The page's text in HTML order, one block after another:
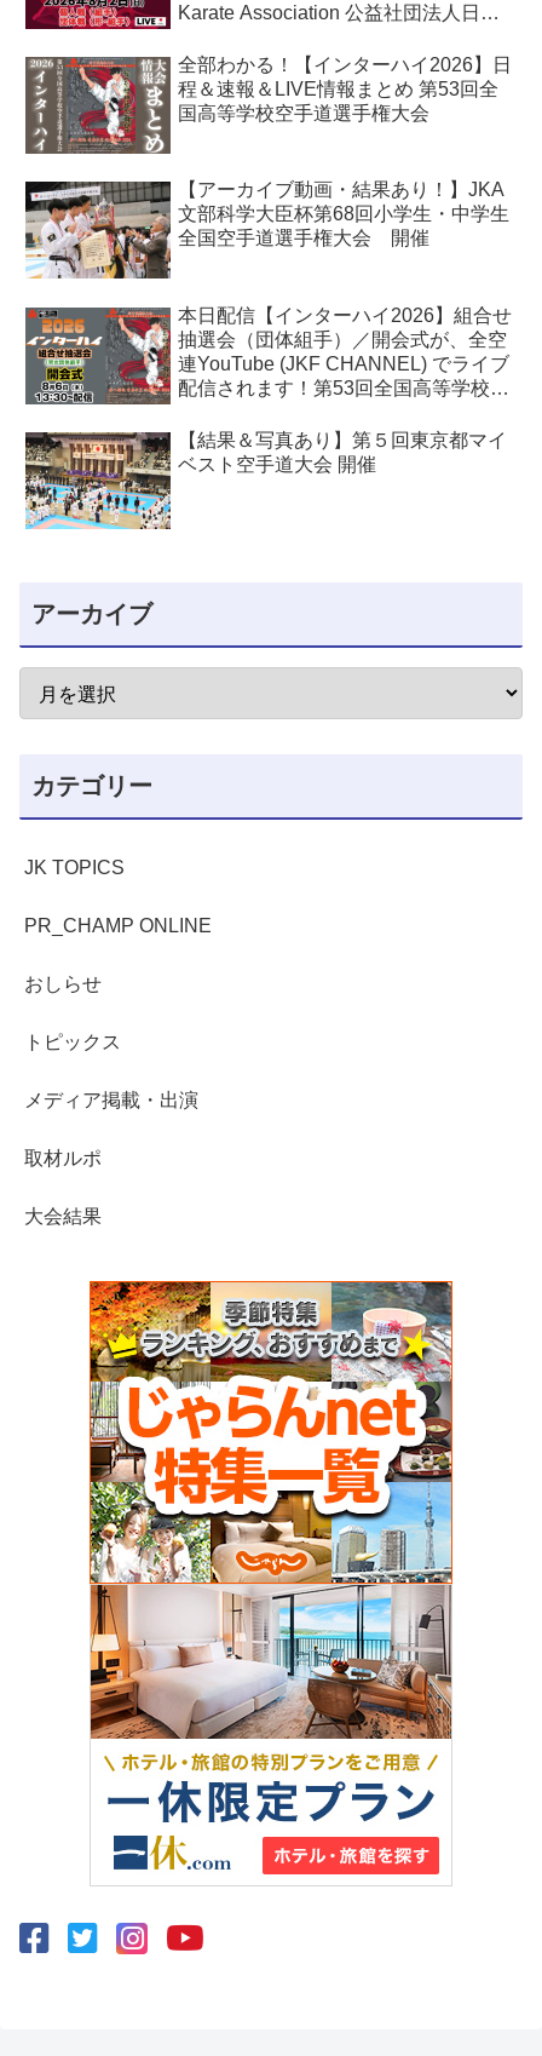
Karate Association 公益社団法人日本
全部わかる！【インターハイ2026】日
程＆速報＆LIVE情報まとめ 第53回全
国高等学校空手道選手権大会
【アーカイブ動画・結果あり！】JKA
文部科学大臣杯第68回小学生・中学生
全国空手道選手権大会 開催
本日配信【インターハイ2026】組合せ
抽選会（団体組手）／開会式が、全空
連YouTube (JKF CHANNEL) でライブ
配信されます！第53回全国高等学校空
【結果＆写真あり】第５回東京都マイ
ベスト空手道大会 開催
アーカイブ
カテゴリー
JK TOPICS
PR_CHAMP ONLINE
おしらせ
トピックス
メディア掲載・出演
取材ルポ
大会結果